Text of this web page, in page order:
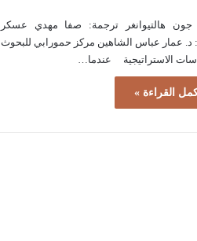
جون هالتيوانغر ترجمة: صفا مهدي عسكر
د. عمار عباس الشاهين مركز حمورابي للبحوث
الاستراتيجية عندما…
القراءة »